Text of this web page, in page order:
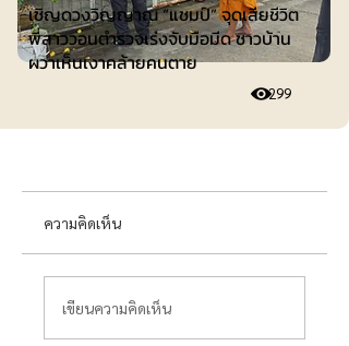
เชิญดวงวิญญาณ “แชมป์” จุดเสียชีวิต
พี่สาววอนตำรวจเร่งจับมือมีด ชาวบ้าน
ผวาเห็นเงาคล้ายคนตาย
299
ความคิดเห็น
เขียนความคิดเห็น